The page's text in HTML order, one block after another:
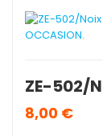
8,00 €